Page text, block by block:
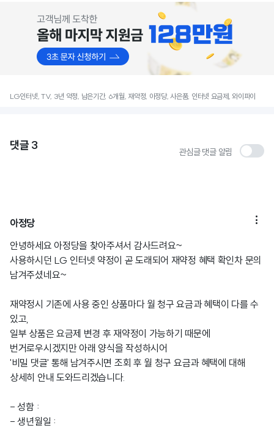
LG인터넷, TV, 3년 약정, 남은기간, 6개월, 재약정, 아정당, 사은품, 인터넷 요금제, 와이파이
댓글 3 관심글 댓글 알림
아정당 
안녕하세요 아정당을 찾아주셔서 감사드려요~
사용하시던 LG 인터넷 약정이 곧 도래되어 재약정 혜택 확인차 문의
남겨주셨네요~
재약정시 기존에 사용 중인 상품마다 월 청구 요금과 혜택이 다를 수
있고,
일부 상품은 요금제 변경 후 재약정이 가능하기 때문에
번거로우시겠지만 아래 양식을 작성하시어
'비밀 댓글' 통해 남겨주시면 조회 후 월 청구 요금과 혜택에 대해
상세히 안내 도와드리겠습니다.
- 성함 :
- 생년월일 :